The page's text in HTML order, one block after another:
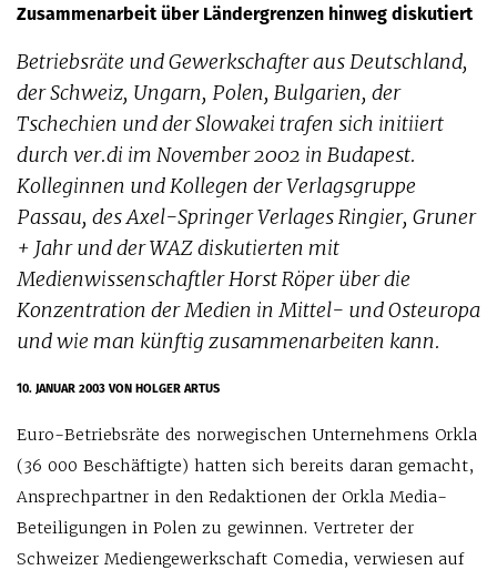
Zusammenarbeit über Ländergrenzen hinweg diskutiert
Betriebsräte und Gewerkschafter aus Deutschland,
der Schweiz, Ungarn, Polen, Bulgarien, der
Tschechien und der Slowakei trafen sich initiiert
durch ver.di im November 2002 in Budapest.
Kolleginnen und Kollegen der Verlagsgruppe
Passau, des Axel-Springer Verlages Ringier, Gruner
+ Jahr und der WAZ diskutierten mit
Medienwissenschaftler Horst Röper über die
Konzentration der Medien in Mittel- und Osteuropa
und wie man künftig zusammenarbeiten kann.
10. JANUAR 2003VON HOLGER ARTUS
Euro-Betriebsräte des norwegischen Unternehmens Orkla
(36 000 Beschäftigte) hatten sich bereits daran gemacht,
Ansprechpartner in den Redaktionen der Orkla Media-
Beteiligungen in Polen zu gewinnen. Vertreter der
Schweizer Mediengewerkschaft Comedia, verwiesen auf